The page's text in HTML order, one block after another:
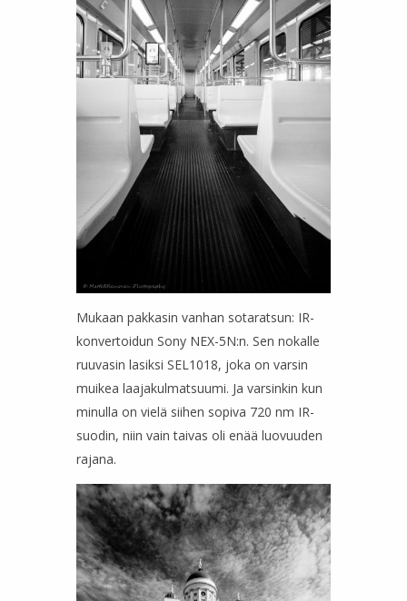
Mukaan pakkasin vanhan sotaratsun: IR-
konvertoidun Sony NEX-5N:n. Sen nokalle
ruuvasin lasiksi SEL1018, joka on varsin
muikea laajakulmatsuumi. Ja varsinkin kun
minulla on vielä siihen sopiva 720 nm IR-
suodin, niin vain taivas oli enää luovuuden
rajana.